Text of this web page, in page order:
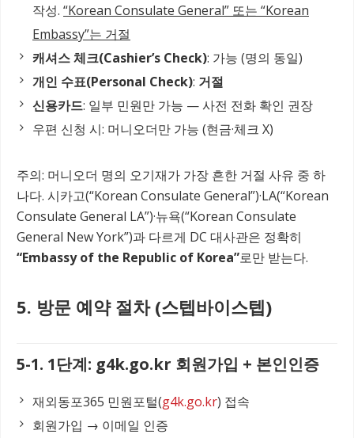
작성. “Korean Consulate General” 또는 “Korean
Embassy”는 거절
캐셔스 체크(Cashier’s Check): 가능 (명의 동일)
개인 수표(Personal Check): 거절
신용카드: 일부 민원만 가능 — 사전 전화 확인 권장
우편 신청 시: 머니오더만 가능 (현금·체크 X)
주의: 머니오더 명의 오기재가 가장 흔한 거절 사유 중 하
나다. 시카고(“Korean Consulate General”)·LA(“Korean
Consulate General LA”)·뉴욕(“Korean Consulate
General New York”)과 다르게 DC 대사관은 정확히
“Embassy of the Republic of Korea”로만 받는다.
5. 방문 예약 절차 (스텝바이스텝)
5-1. 1단계: g4k.go.kr 회원가입 + 본인인증
재외동포365 민원포털(g4k.go.kr) 접속
회원가입 → 이메일 인증